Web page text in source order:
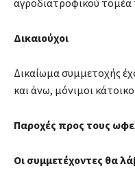
Δικαιούχοι
Δικαίωμα συμμετοχής
και άνω, μόνιμοι
Παροχές προς τους
Οι συμμετέχοντες θα